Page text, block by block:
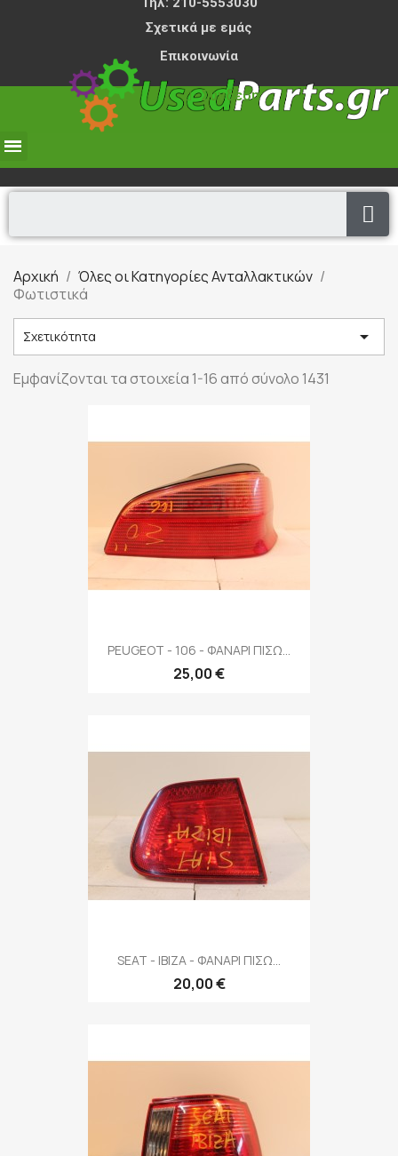
Σχετικά με εμάς
Επικοινωνία
Σύνδεση
Αρχική
Όλες οι Κατηγορίες Ανταλλακτικών
Φωτιστικά
Σχετικότητα 
Εμφανίζονται τα στοιχεία 1-16 από σύνολο 1431
PEUGEOT - 106 - ΦΑΝΑΡΙ ΠΙΣΩ...
25,00 €
SEAT - IBIZA - ΦΑΝΑΡΙ ΠΙΣΩ...
20,00 €